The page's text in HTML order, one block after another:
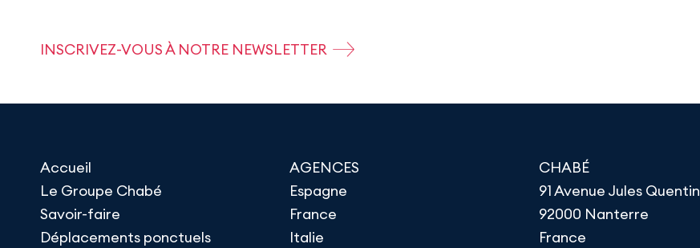
INSCRIVEZ-VOUS À NOTRE NEWSLETTER
Accueil
Le Groupe Chabé
Savoir-faire
Déplacements ponctuels
AGENCES
Espagne
France
Italie
CHABÉ
91 Avenue Jules Quentin
92000 Nanterre
France